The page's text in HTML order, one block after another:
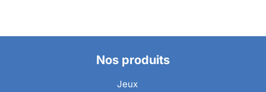
Nos produits
Jeux